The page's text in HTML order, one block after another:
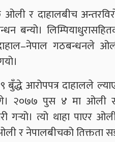
ओली र दाहालबीच
बन्यो।
गठबन्धनले
आरोपपत्र दाहालले
२०७७ पुस ४ मा ओली
गर्‍यो। त्यो थाहा पाएर
र नेपालबीचको तिक्तता